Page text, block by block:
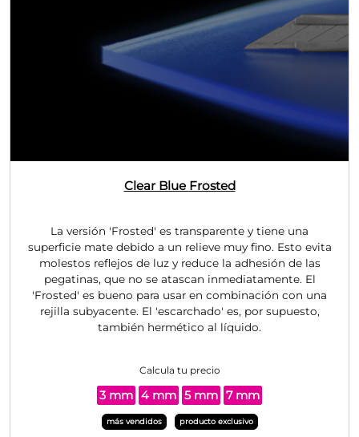
Clear Blue Frosted
La versión 'Frosted' es transparente y tiene una
superficie mate debido a un relieve muy fino. Esto evita
molestos reflejos de luz y reduce la adhesión de las
pegatinas, que no se atascan inmediatamente. El
'Frosted' es bueno para usar en combinación con una
rejilla subyacente. El 'escarchado' es, por supuesto,
también hermético al líquido.
Calcula tu precio
3 mm 4 mm 5 mm 7 mm
más vendidos producto exclusivo